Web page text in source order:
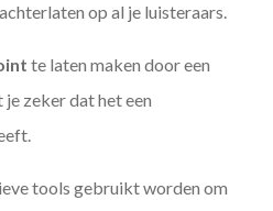
op al je luisteraars.
te laten maken door een
zeker dat het een
tools gebruikt worden om